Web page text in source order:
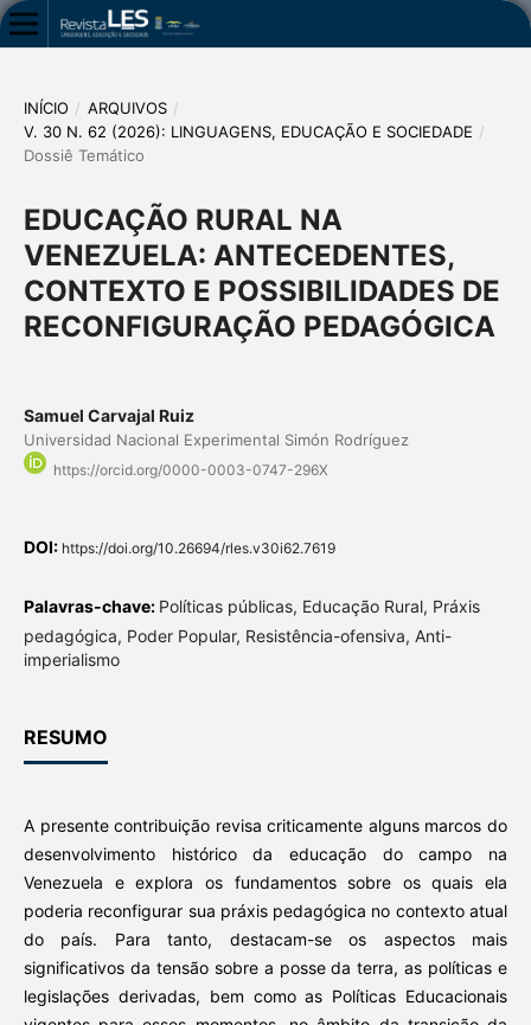
INÍCIO / ARQUIVOS /
V. 30 N. 62 (2026): LINGUAGENS, EDUCAÇÃO E SOCIEDADE /
Dossiê Temático
EDUCAÇÃO RURAL NA
VENEZUELA: ANTECEDENTES,
CONTEXTO E POSSIBILIDADES DE
RECONFIGURAÇÃO PEDAGÓGICA
Samuel Carvajal Ruiz
Universidad Nacional Experimental Simón Rodríguez
https://orcid.org/0000-0003-0747-296X
DOI: https://doi.org/10.26694/rles.v30i62.7619
Palavras-chave: Políticas públicas, Educação Rural, Práxis
pedagógica, Poder Popular, Resistência-ofensiva, Anti-
imperialismo
RESUMO
A presente contribuição revisa criticamente alguns marcos do
desenvolvimento histórico da educação do campo na
Venezuela e explora os fundamentos sobre os quais ela
poderia reconfigurar sua práxis pedagógica no contexto atual
do país. Para tanto, destacam-se os aspectos mais
significativos da tensão sobre a posse da terra, as políticas e
legislações derivadas, bem como as Políticas Educacionais